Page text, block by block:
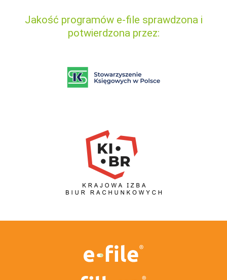
Jakość programów e-file sprawdzona i
potwierdzona przez: